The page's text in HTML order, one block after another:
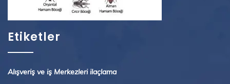
Etiketler
Alışveriş ve iş Merkezleri ilaçlama